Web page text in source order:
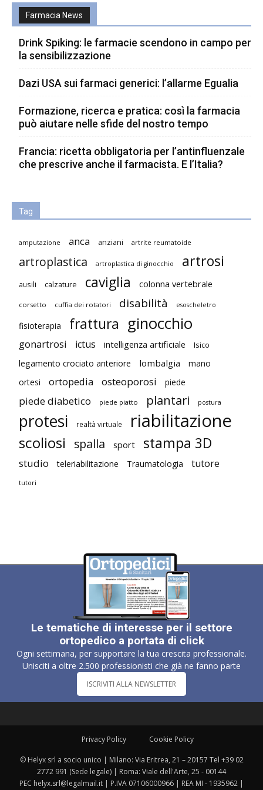
Farmacia News
Drink Spiking: le farmacie scendono in campo per
la sensibilizzazione
Dazi USA sui farmaci generici: l’allarme Egualia
Formazione, ricerca e pratica: così la farmacia
può aiutare nelle sfide del nostro tempo
Francia: ricetta obbligatoria per l’antinfluenzale
che prescrive anche il farmacista. E l’Italia?
Tag
amputazione anca anziani artrite reumatoide
artroplastica artroplastica di ginocchio artrosi
ausili calzature caviglia colonna vertebrale
corsetto cuffia dei rotatori disabilità esoscheletro
fisioterapia frattura ginocchio
gonartrosi ictus intelligenza artificiale Isico
legamento crociato anteriore lombalgia
mano
ortesi
ortopedia osteoporosi piede
piede diabetico piede piatto plantari postura
protesi realtà virtuale riabilitazione
scoliosi spalla sport stampa 3D
studio teleriabilitazione Traumatologia tutore
tutori
Le tematiche di interesse per il settore
ortopedico a portata di click
Ogni settimana, per supportare la tua crescita professionale.
Unisciti a oltre 2.500 professionisti che già ne fanno parte
ISCRIVITI ALLA NEWSLETTER
Privacy Policy Cookie Policy
© Helyx srl a socio unico | Milano: Via Eritrea, 21 – 20157 Tel +39 02
2772 991 (Sede legale) | Roma: Viale dell'Arte, 25 - 00144
PEC helyx.srl@legalmail.it | P.IVA 07106000966 | REA MI - 1935962 |